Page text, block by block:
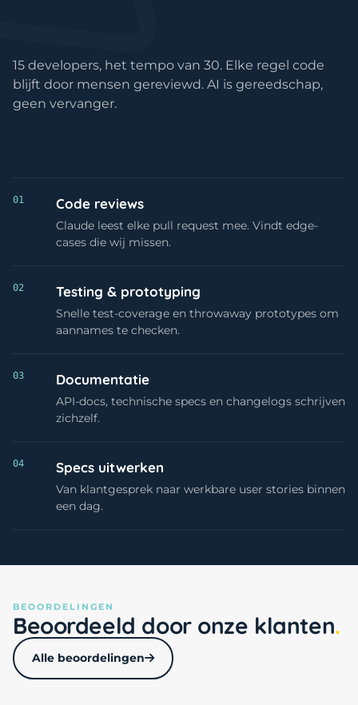
15 developers, het tempo van 30. Elke regel code
blijft door mensen gereviewd. AI is gereedschap,
geen vervanger.
01 Code reviews
Claude leest elke pull request mee. Vindt edge-
cases die wij missen.
02 Testing & prototyping
Snelle test-coverage en throwaway prototypes om
aannames te checken.
03 Documentatie
API-docs, technische specs en changelogs schrijven
zichzelf.
04 Specs uitwerken
Van klantgesprek naar werkbare user stories binnen
een dag.
BEOORDELINGEN
Beoordeeld door onze klanten
Alle beoordelingen